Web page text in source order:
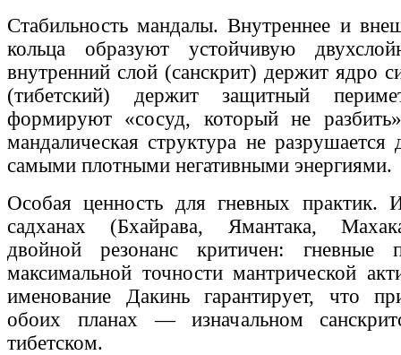
Стабильность мандалы. Внутреннее и
кольца образуют устойчивую
внутренний слой (санскрит) держит ядро
(тибетский) держит защитный
формируют «сосуд, который не
мандалическая структура не
самыми плотными негативными энергиями.
Особая ценность для гневных практик.
садханах (Бхайрава, Ямантака,
двойной резонанс критичен: гневные
максимальной точности мантрической
именование Дакинь гарантирует, что
обоих планах — изначальном
тибетском.